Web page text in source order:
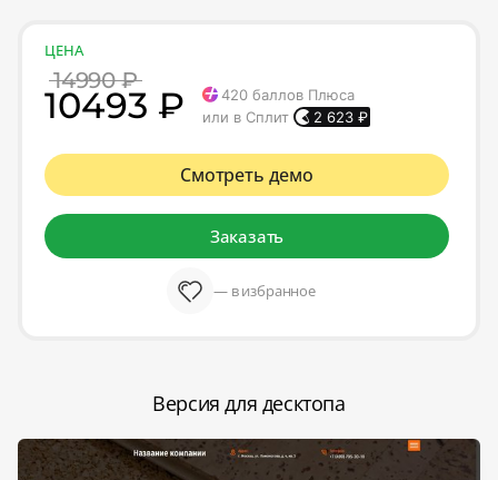
ЦЕНА
14990 ₽
10493 ₽ 420 баллов Плюса
или в Сплит
2 623 ₽
Смотреть демо
Заказать
— в избранное
Версия для десктопа